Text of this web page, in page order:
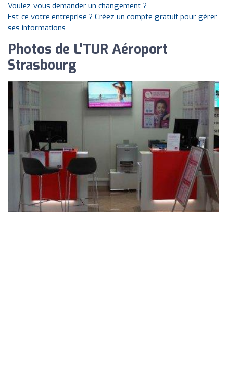
Voulez-vous demander un changement ?
Est-ce votre entreprise ? Créez un compte gratuit pour gérer
ses informations
Photos de L'TUR Aéroport
Strasbourg